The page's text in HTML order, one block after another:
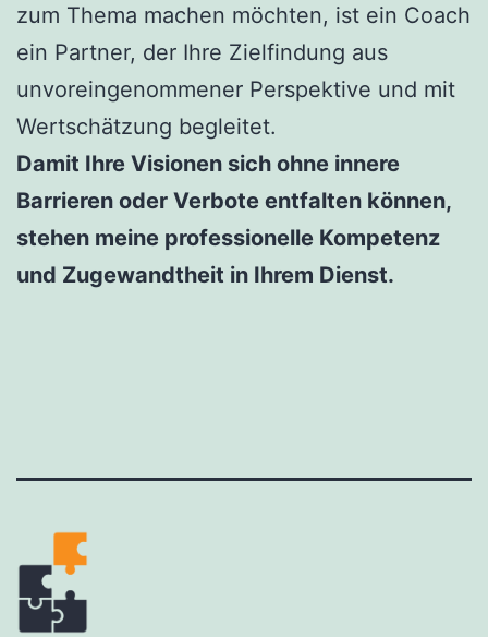
zum Thema machen möchten, ist ein Coach
ein Partner, der Ihre Zielfindung aus
unvoreingenommener Perspektive und mit
Wertschätzung begleitet.
Damit Ihre Visionen sich ohne innere
Barrieren oder Verbote entfalten können,
stehen meine professionelle Kompetenz
und Zugewandtheit in Ihrem Dienst.